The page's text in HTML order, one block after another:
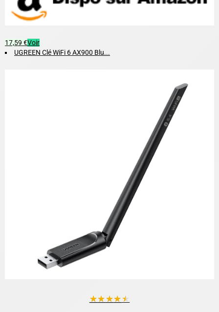
17,59 €Voir
UGREEN Clé WiFi 6 AX900 Blu...
★★★★★